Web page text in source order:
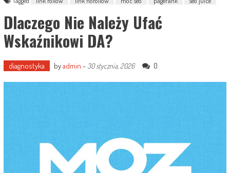
Dlaczego Nie Należy Ufać
Wskaźnikowi DA?
diagnostyka byadmin - 30 stycznia, 2026 0